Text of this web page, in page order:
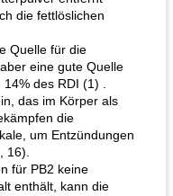
die fettlöslichen
Quelle für die
eine gute Quelle
des RDI (1) .
das im Körper als
die
um Entzündungen
16).
für PB2 keine
enthält, kann die